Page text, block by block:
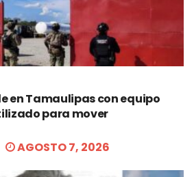
en Tamaulipas con equipo
para mover
AGOSTO 7, 2026